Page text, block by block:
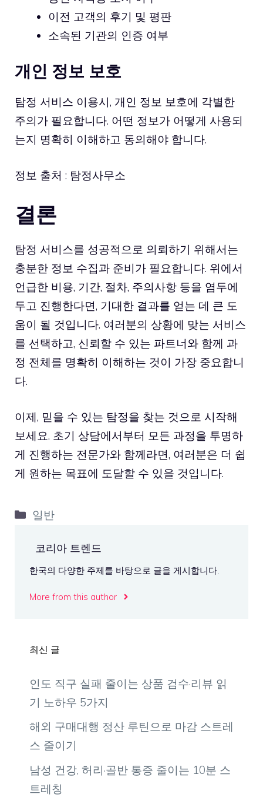
이전 고객의 후기 및 평판
소속된 기관의 인증 여부
개인 정보 보호
탐정 서비스 이용시, 개인 정보 보호에 각별한
주의가 필요합니다. 어떤 정보가 어떻게 사용되
는지 명확히 이해하고 동의해야 합니다.
정보 출처 : 탐정사무소
결론
탐정 서비스를 성공적으로 의뢰하기 위해서는
충분한 정보 수집과 준비가 필요합니다. 위에서
언급한 비용, 기간, 절차, 주의사항 등을 염두에
두고 진행한다면, 기대한 결과를 얻는 데 큰 도
움이 될 것입니다. 여러분의 상황에 맞는 서비스
를 선택하고, 신뢰할 수 있는 파트너와 함께 과
정 전체를 명확히 이해하는 것이 가장 중요합니
다.
이제, 믿을 수 있는 탐정을 찾는 것으로 시작해
보세요. 초기 상담에서부터 모든 과정을 투명하
게 진행하는 전문가와 함께라면, 여러분은 더 쉽
게 원하는 목표에 도달할 수 있을 것입니다.
카
고
일반
코리아 트렌드
한국의 다양한 주제를 바탕으로 글을 게시합니다.
More from this author
최신 글
인도 직구 실패 줄이는 상품 검수·리뷰 읽
기 노하우 5가지
해외 구매대행 정산 루틴으로 마감 스트레
스 줄이기
남성 건강, 허리·골반 통증 줄이는 10분 스
트레칭